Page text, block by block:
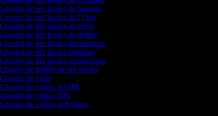
de pel·lícules de fantasia
de pel·lícules de l’Oest
de pel·lícules de terror
de pel·lícules de thriller
de pel·lícules dramàtiques
de pel·lícules familiars
de pel·lícules romàntiques
de tràilers de pel·lícules
de vlogs
de vídeos ASMR
de vídeos DIY
de vídeos amb fotos